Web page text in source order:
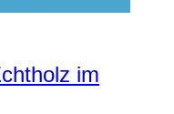
im